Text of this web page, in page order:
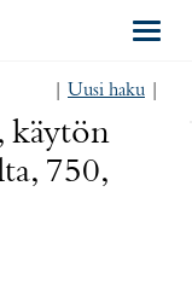
Uusi haku
käytön
750,